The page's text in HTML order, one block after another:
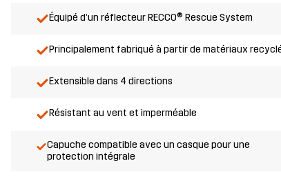
Équipé d’un réflecteur RECCO® Rescue System
Principalement fabriqué à partir de matériaux
Extensible dans 4 directions
Résistant au vent et imperméable
Capuche compatible avec un casque pour une
protection intégrale